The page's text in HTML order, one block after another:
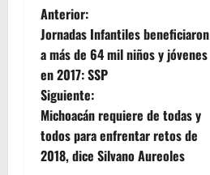
N
a
v
e
g
Anterior:
Jornadas Infantiles beneficiaron
a más de 64 mil niños y jóvenes
en 2017: SSP
Siguiente:
Michoacán requiere de todas y
todos para enfrentar retos de
2018, dice Silvano Aureoles